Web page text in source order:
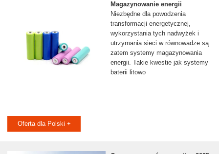
Magazynowanie energii
Niezbędne dla powodzenia
transformacji energetycznej,
wykorzystania tych nadwyżek i
utrzymania sieci w równowadze są
zatem systemy magazynowania
energii. Takie kwestie jak systemy
baterii litowo
Oferta dla Polski +